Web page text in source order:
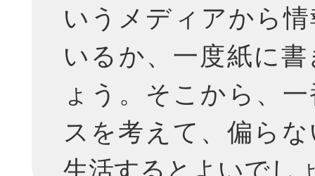
いうメディアから
いるか、一度紙に
ょう。そこから、
スを考えて、偏ら
生活するとよいでし